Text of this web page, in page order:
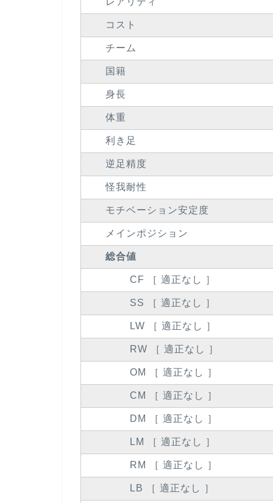
コスト
チーム
国籍
身長
体重
利き足
逆足精度
怪我耐性
モチベーション安定度
メインポジション
総合値
CF ［ 適正なし ］
SS ［ 適正なし ］
LW ［ 適正なし ］
RW ［ 適正なし ］
OM ［ 適正なし ］
CM ［ 適正なし ］
DM ［ 適正なし ］
LM ［ 適正なし ］
RM ［ 適正なし ］
LB ［ 適正なし ］